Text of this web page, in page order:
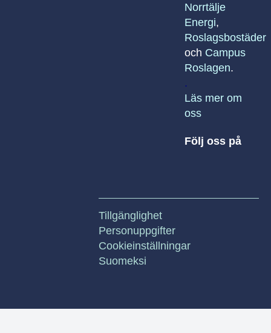
Norrtälje
Energi,
Roslagsbostäder
och Campus
Roslagen.
.
Läs mer om
oss
Följ oss på
Tillgänglighet
Personuppgifter
Cookieinställningar
Suomeksi